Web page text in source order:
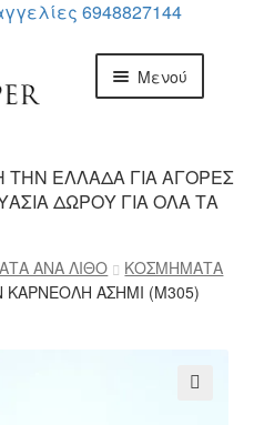
6948827144
Μενού
Επέκταση
μενού
Επέκταση
υπό-
ΕΛΛΑΔΑ ΓΙΑ ΑΓΟΡΕΣ
ΔΩΡΟΥ ΓΙΑ ΟΛΑ ΤΑ
ΑΝΑ ΛΙΘΟ
ΚΟΣΜΗΜΑΤΑ
ΑΣΗΜΙ (M305)